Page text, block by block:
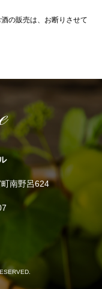
の販売は、お断りさせて
南野呂624